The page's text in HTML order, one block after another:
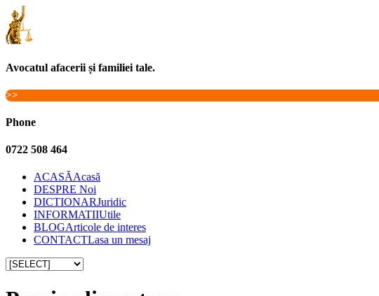
Avocatul afacerii și familiei tale.
>>
Phone
0722 508 464
ACASĂAcasă
DESPRE Noi
DICTIONARJuridic
INFORMATIIUtile
BLOGArticole de interes
CONTACTLasa un mesaj